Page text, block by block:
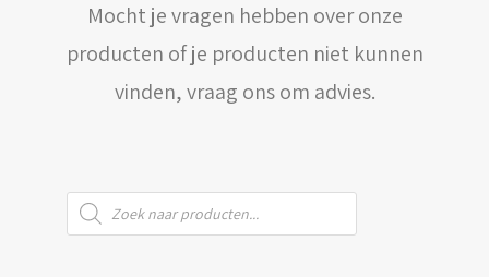
WINKELWAGEN
Mocht je vragen hebben over onze
producten of je producten niet kunnen
vinden, vraag ons om advies.
Producten
zoeken